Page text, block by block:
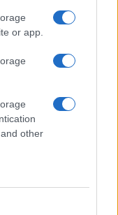
or app.
other
Κληρώσεων
έπαθλα. Στην
της
(www.aade.gr
λαχνούς σας